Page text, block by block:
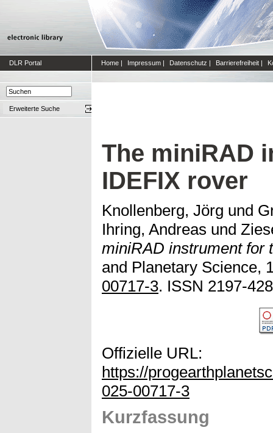
DLR Portal Home | Impressum | Datenschutz | Barrierefreiheit |
Erweiterte Suche
The miniRAD
IDEFIX rover
Knollenberg, Jörg und
Ihring, Andreas und
miniRAD instrument for
and Planetary Science,
00717-3. ISSN 2197-
Offizielle URL:
https://
025-00717-3
Kurzfassung